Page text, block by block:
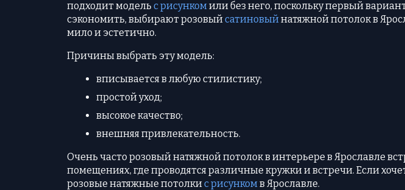
подходит модель с рисункомили без него, поскольку первый
сэкономить, выбирают розовыйсатиновыйнатяжной потолок в
мило и эстетично.
Причины выбрать эту модель:
вписывается в любую стилистику;
простой уход;
высокое качество;
внешняя привлекательность.
Очень часто розовый натяжной потолок в интерьере в Ярославле
помещениях, где проводятся различные кружки и встречи. Если
розовые натяжные потолкис рисункомв Ярославле.